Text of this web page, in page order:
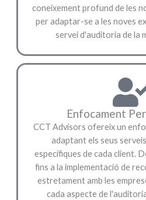
coneixement profund de les
per adaptar-se a les noves
servei d'auditoria de la
Enfocament
CCT Advisors ofereix un
adaptant els seus
específiques de cada client.
fins a la implementació de
estretament amb les
cada aspecte de